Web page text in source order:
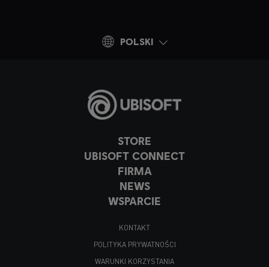
STORE
UBISOFT CONNECT
FIRMA
NEWS
WSPARCIE
KONTAKT
POLITYKA PRYWATNOŚCI
WARUNKI KORZYSTANIA
POLSKI